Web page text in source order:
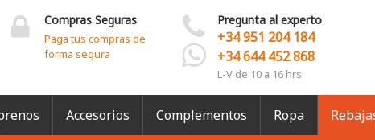
Compras Seguras
Paga tus compras de
forma segura
Pregunta al experto
+34 951 204 184
+34 644 452 868
L-V de 10 a 16 hrs
Accesorios Complementos Ropa